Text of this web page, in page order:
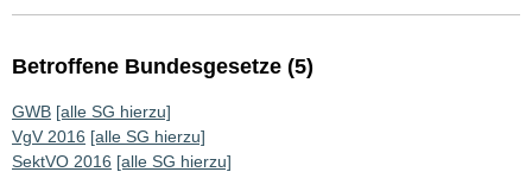
Betroffene Bundesgesetze (5)
GWB [alle SG hierzu]
VgV 2016 [alle SG hierzu]
SektVO 2016 [alle SG hierzu]